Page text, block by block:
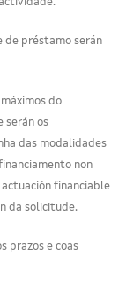
de préstamo serán
do
serán os
das modalidades
non
actuación financiable
da solicitude.
prazos e coas